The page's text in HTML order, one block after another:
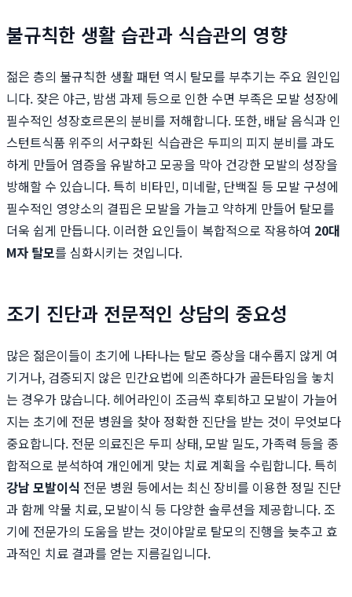
불규칙한 생활 습관과 식습관의 영향
젊은 층의 불규칙한 생활 패턴 역시 탈모를 부추기는 주요 원인입
니다. 잦은 야근, 밤샘 과제 등으로 인한 수면 부족은 모발 성장에
필수적인 성장호르몬의 분비를 저해합니다. 또한, 배달 음식과 인
스턴트식품 위주의 서구화된 식습관은 두피의 피지 분비를 과도
하게 만들어 염증을 유발하고 모공을 막아 건강한 모발의 성장을
방해할 수 있습니다. 특히 비타민, 미네랄, 단백질 등 모발 구성에
필수적인 영양소의 결핍은 모발을 가늘고 약하게 만들어 탈모를
더욱 쉽게 만듭니다. 이러한 요인들이 복합적으로 작용하여 20대
M자 탈모를 심화시키는 것입니다.
조기 진단과 전문적인 상담의 중요성
많은 젊은이들이 초기에 나타나는 탈모 증상을 대수롭지 않게 여
기거나, 검증되지 않은 민간요법에 의존하다가 골든타임을 놓치
는 경우가 많습니다. 헤어라인이 조금씩 후퇴하고 모발이 가늘어
지는 초기에 전문 병원을 찾아 정확한 진단을 받는 것이 무엇보다
중요합니다. 전문 의료진은 두피 상태, 모발 밀도, 가족력 등을 종
합적으로 분석하여 개인에게 맞는 치료 계획을 수립합니다. 특히
강남 모발이식 전문 병원 등에서는 최신 장비를 이용한 정밀 진단
과 함께 약물 치료, 모발이식 등 다양한 솔루션을 제공합니다. 조
기에 전문가의 도움을 받는 것이야말로 탈모의 진행을 늦추고 효
과적인 치료 결과를 얻는 지름길입니다.